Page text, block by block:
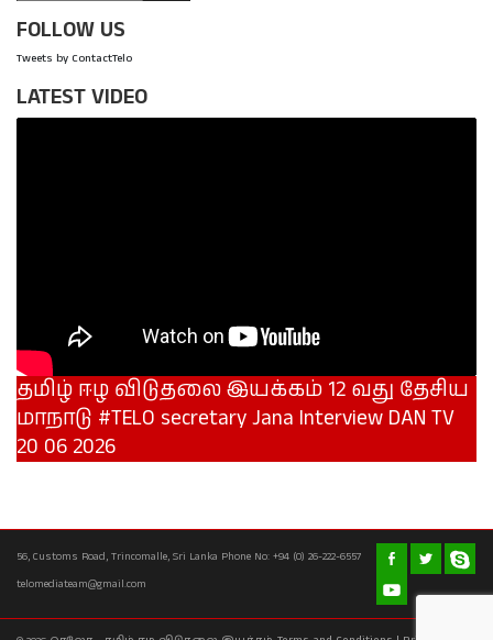
FOLLOW US
Tweets by ContactTelo
LATEST VIDEO
தமிழ் ஈழ விடுதலை இயக்கம் 12 வது தேசிய
மாநாடு #TELO secretary Jana Interview DAN TV
20 06 2026
56, Customs Road, Trincomalle, Sri Lanka Phone No: +94 (0) 26-222-6557
telomediateam@gmail.com